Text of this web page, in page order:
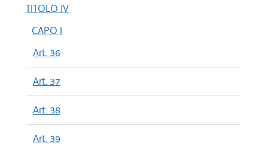
TITOLO IV
CAPO I
Art. 36
Art. 37
Art. 38
Art. 39